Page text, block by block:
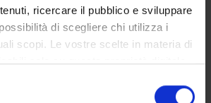
ricercare il pubblico e sviluppare
di scegliere chi utilizza i
scopi. Le vostre scelte in materia di
solo su questa proprietà digitale
il proprio consenso in qualsiasi